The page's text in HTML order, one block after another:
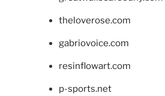
theloverose.com
gabriovoice.com
resinflowart.com
p-sports.net